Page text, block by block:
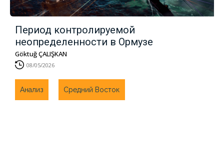
Период контролируемой
неопределенности в Ормузе
Göktuğ ÇALIŞKAN
08/05/2026
Анализ Средний Восток